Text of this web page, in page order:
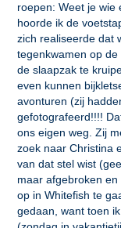
roepen: Weet je wie
hoorde ik de
zich realiseerde dat
tegenkwamen op
de slaapzak te
even kunnen
avonturen (zij
gefotografeerd!!!!
ons eigen weg. Zij
zoek naar Christina
van dat stel wist
maar afgebroken
op in Whitefish te
gedaan, want toen